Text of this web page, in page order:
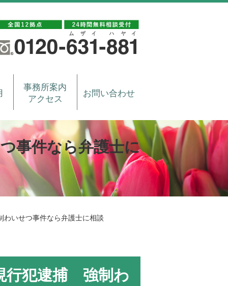
事務所案内
アクセス
お問い合わせ
事件なら弁護士に
いせつ事件なら弁護士に相談
行犯逮捕 強制わ